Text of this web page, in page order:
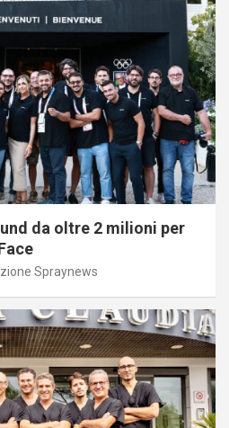
da oltre 2 milioni per
Spraynews